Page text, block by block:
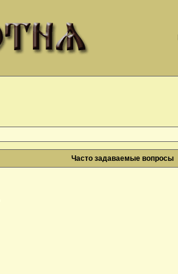
Часто задаваемые вопросы